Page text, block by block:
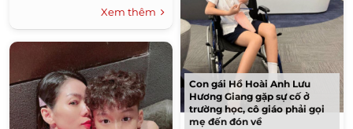
Xem thêm
Con gái Hồ Hoài Anh Lưu
Hương Giang gặp sự cố ở
trường học, cô giáo phải gọi
mẹ đến đón về